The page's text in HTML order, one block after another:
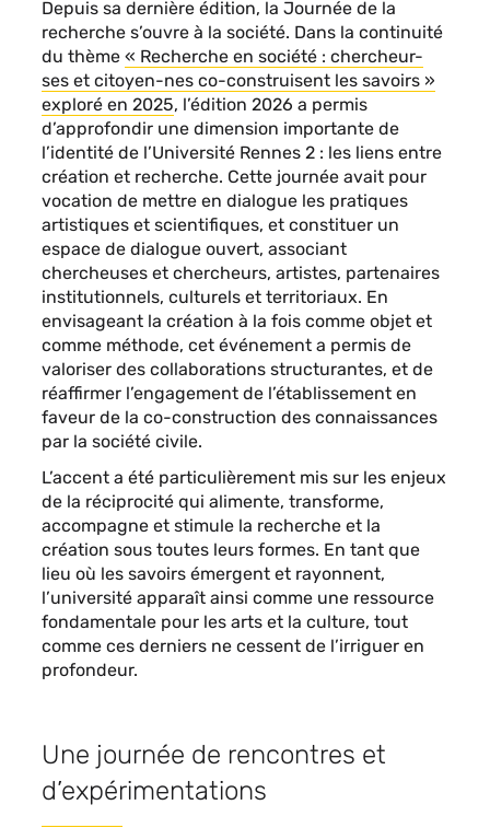
Depuis sa dernière édition, la Journée de la
recherche s’ouvre à la société. Dans la continuité
du thème « Recherche en société : chercheur-
ses et citoyen-nes co-construisent les savoirs »
exploré en 2025, l’édition 2026 a permis
d’approfondir une dimension importante de
l’identité de l’Université Rennes 2 : les liens entre
création et recherche. Cette journée avait pour
vocation de mettre en dialogue les pratiques
artistiques et scientifiques, et constituer un
espace de dialogue ouvert, associant
chercheuses et chercheurs, artistes, partenaires
institutionnels, culturels et territoriaux. En
envisageant la création à la fois comme objet et
comme méthode, cet événement a permis de
valoriser des collaborations structurantes, et de
réaffirmer l’engagement de l’établissement en
faveur de la co-construction des connaissances
par la société civile.
L’accent a été particulièrement mis sur les enjeux
de la réciprocité qui alimente, transforme,
accompagne et stimule la recherche et la
création sous toutes leurs formes. En tant que
lieu où les savoirs émergent et rayonnent,
l’université apparaît ainsi comme une ressource
fondamentale pour les arts et la culture, tout
comme ces derniers ne cessent de l’irriguer en
profondeur.
Une journée de rencontres et
d’expérimentations